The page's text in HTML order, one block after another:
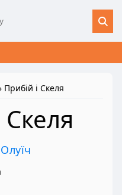
Прибій і Скеля
Скеля